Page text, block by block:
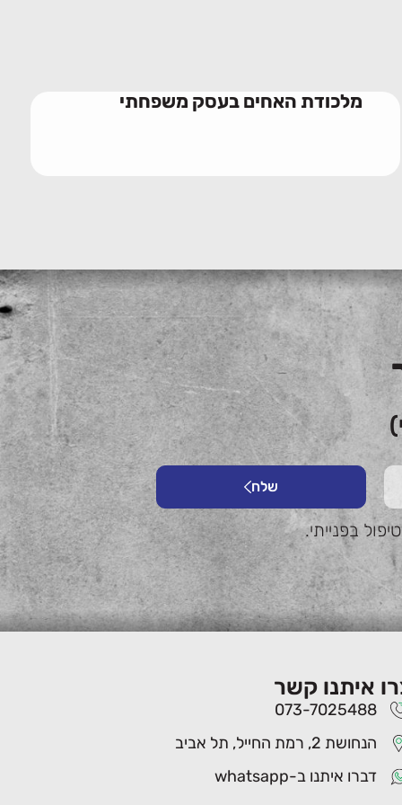
מלכודת האחים בעסק משפחתי
בפנייתי.
שלח
איתנו קשר
073-7025488
הנחושת 2, רמת החייל, תל אביב
דברו איתנו ב-whatsapp